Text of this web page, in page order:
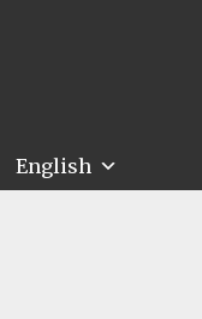
English